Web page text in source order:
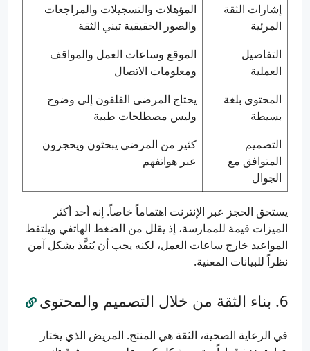
إشارات الثقة
المرئية
المؤهلات والتسجيلات والمراجعات
والصور الحقيقية تبني الثقة
التفاصيل
العملية
الموقع وساعات العمل والمواقف
ومعلومات الاتصال
المحتوى بلغة
بسيطة
يحتاج المرضى القلقون إلى وضوح
وليس مصطلحات طبية
التصميم
المتوافق مع
الجوال
كثير من المرضى يبحثون ويحجزون
عبر هواتفهم
يستحق الحجز عبر الإنترنت اهتماماً خاصاً. إنه أحد أكثر
الميزات قيمة للممارسة، إذ يقلل من الضغط الهاتفي ويلتقط
المواعيد خارج ساعات العمل، لكنه يجب أن يُنفَّذ بشكل آمن
نظراً للبيانات المعنية.
بناء الثقة من خلال التصميم والمحتوى
في الرعاية الصحية، الثقة هي المنتج. المريض الذي يختار